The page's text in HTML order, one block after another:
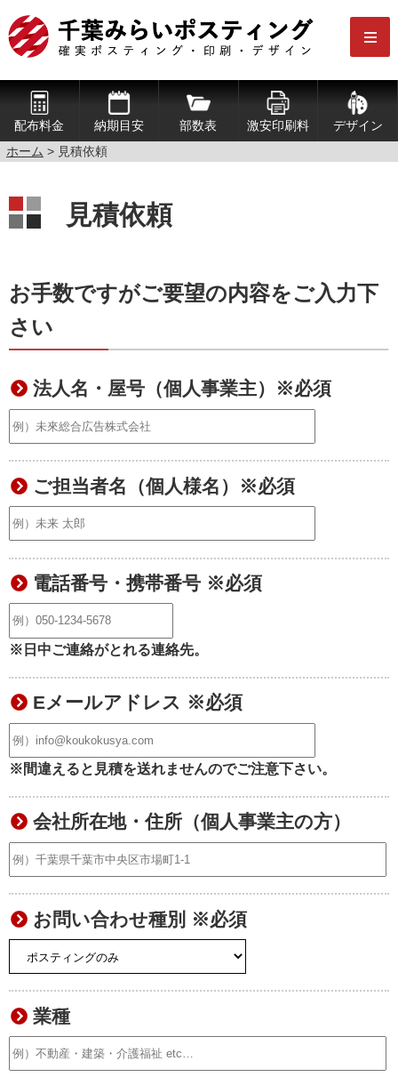
配布料金 納期目安 部数表 激安印刷料
デザイン
ホーム > 見積依頼
見積依頼
お手数ですがご要望の内容をご入力下
さい
法人名・屋号（個人事業主）※必須
ご担当者名（個人様名）※必須
電話番号・携帯番号 ※必須
※日中ご連絡がとれる連絡先。
Eメールアドレス ※必須
※間違えると見積を送れませんのでご注意下さい。
会社所在地・住所（個人事業主の方）
お問い合わせ種別 ※必須
業種